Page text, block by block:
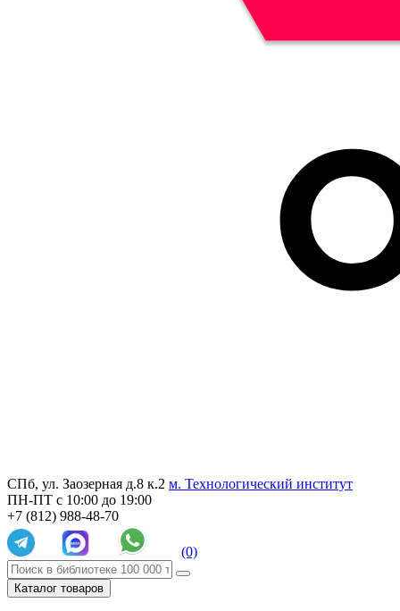
СПб, ул. Заозерная д.8 к.2 м. Технологический институт
ПН-ПТ с 10:00 до 19:00
+7 (812) 988-48-70
(0)
Каталог товаров